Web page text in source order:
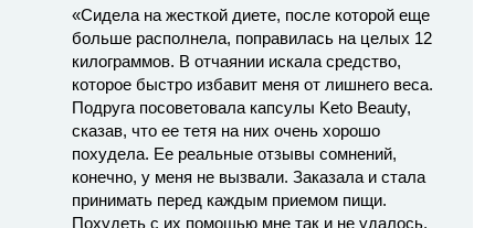
«Сидела на жесткой диете, после которой еще
больше располнела, поправилась на целых 12
килограммов. В отчаянии искала средство,
которое быстро избавит меня от лишнего веса.
Подруга посоветовала капсулы Keto Beauty,
сказав, что ее тетя на них очень хорошо
похудела. Ее реальные отзывы сомнений,
конечно, у меня не вызвали. Заказала и стала
принимать перед каждым приемом пищи.
Похудеть с их помощью мне так и не удалось,